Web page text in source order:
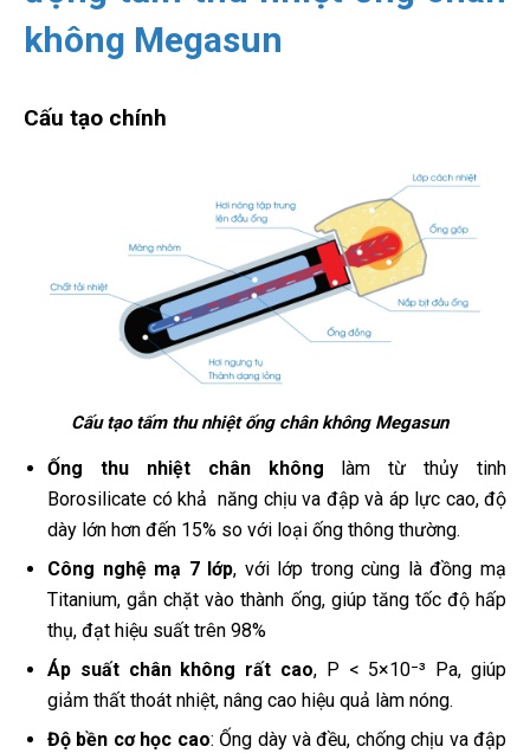
không Megasun
Cấu tạo chính
Cấu tạo tấm thu nhiệt ống chân không Megasun
Ống thu nhiệt chân không làm từ thủy tinh
Borosilicate có khả năng chịu va đập và áp lực cao, độ
dày lớn hơn đến 15% so với loại ống thông thường.
Công nghệ mạ 7 lớp, với lớp trong cùng là đồng mạ
Titanium, gắn chặt vào thành ống, giúp tăng tốc độ hấp
thụ, đạt hiệu suất trên 98%
Áp suất chân không rất cao, P < 5×10⁻³ Pa, giúp
giảm thất thoát nhiệt, nâng cao hiệu quả làm nóng.
Độ bền cơ học cao: Ống dày và đều, chống chịu va đập